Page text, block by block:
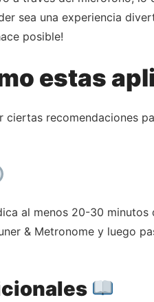
sea una experiencia
posible!
estas
recomendaciones
al menos 20-30
& Metronome y luego